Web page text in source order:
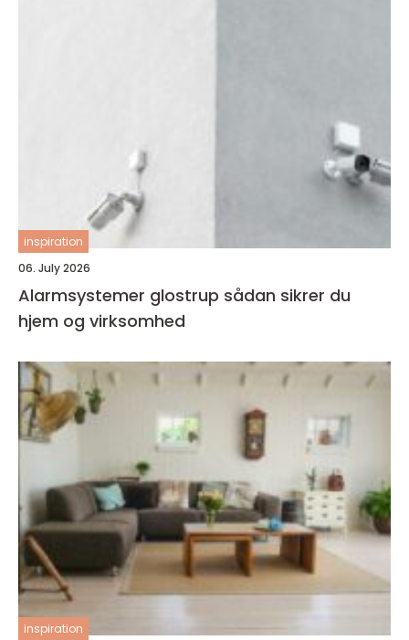
inspiration
06. July 2026
Alarmsystemer glostrup sådan sikrer du
hjem og virksomhed
inspiration